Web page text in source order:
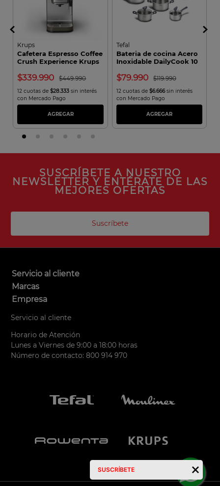
Krups
Cafetera Espresso Coffee
Crush Experience Krups
339.990 449.990
12 cuotas de$28.333 sin interés
con Mercado Pago
AGREGAR
Tefal
Bateria de cocina Acero
Inoxidable DailyCook 10
79.990 119.990
12 cuotas de $6.666sin interés
con Mercado Pago
AGREGAR
SUSCRÍBETE A NUESTRO
NEWSLETTER Y ENTÉRATE DE LAS
MEJORES OFERTAS
Suscríbete
Servicio al cliente
Marcas
Empresa
Servicio al cliente
Horario de Atención
Lunes a Viernes de 9:00 a 18:00 horas
Número de contacto: 800 914 970
SUSCRÍBETE